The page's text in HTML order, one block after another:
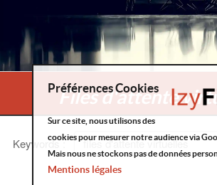
Files d'attente
Keywords:
Préférences Cookies
Sur ce site, nous utilisons des
cookies pour mesurer notre audience via
Mais nous ne stockons pas de données
Mentions légales